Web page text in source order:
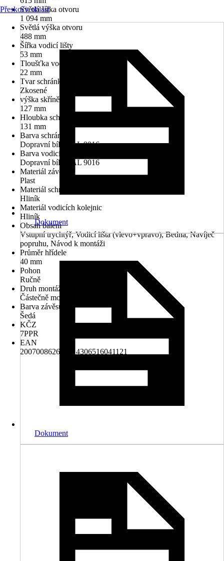
Světlá šířka otvoru
1 094 mm
Světlá výška otvoru
488 mm
Šířka vodicí lišty
53 mm
Tloušťka vodicí lišty
22 mm
Tvar schránky
Zkosené
výška skříně
127 mm
Hloubka schránky
131 mm
Barva schránky
Dopravní bílá RAL 9016
Barva vodicích kolejnic
Dopravní bílá RAL 9016
Materiál závěsu
Plast
Materiál schránky
Hliník
Materiál vodicích kolejnic
Hliník
Obsah balení
Vstupní trychtýř, Vodicí lišta (vlevo+vpravo), Bedna, Navíječ
popruhu, Návod k montáži
Průměr hřídele
40 mm
Pohon
Ručně
Druh montáže
Částečně montované
Barva závěsu
Šedá
KČZ
7PPR
EAN
2007008626780, 4306516041121
Přeskočit oblast
Dokument
Dokument